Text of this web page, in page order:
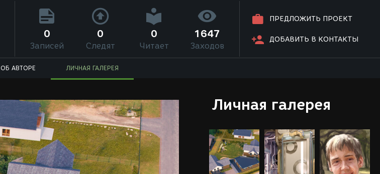
ПРЕДЛОЖИТЬ ПРОЕКТ
ДОБАВИТЬ В КОНТАКТЫ
0
Записей
0
Следят
0
Читает
1647
Заходов
ОБ АВТОРЕ ЛИЧНАЯ ГАЛЕРЕЯ
Личная галерея